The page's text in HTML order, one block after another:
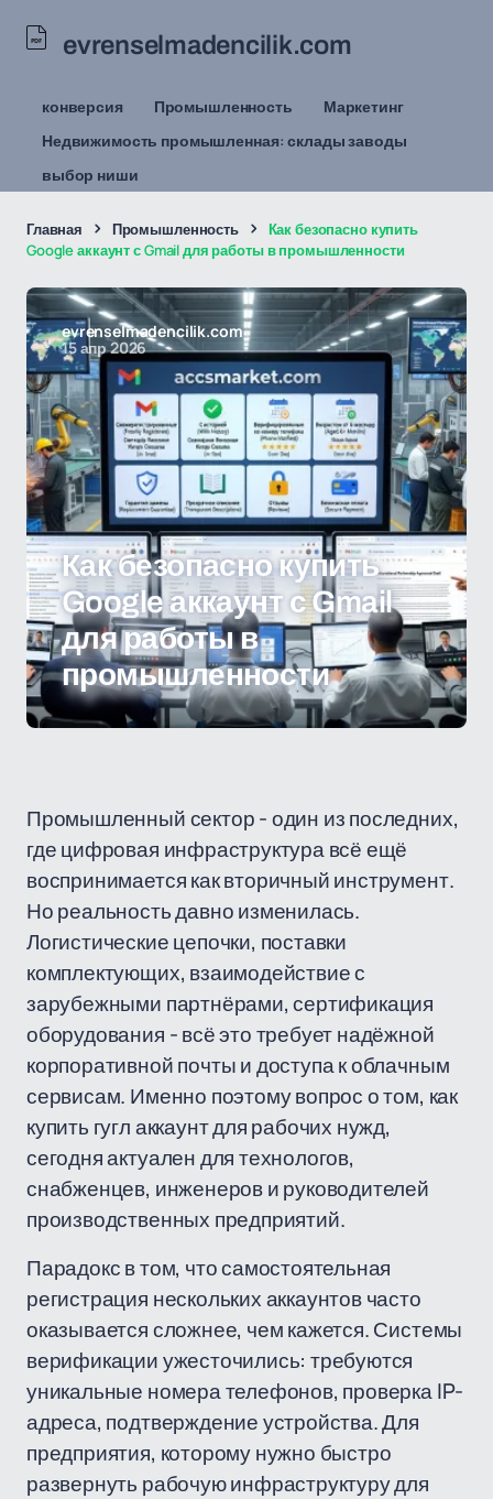
evrenselmadencilik.com
конверсия Промышленность
Маркетинг
Недвижимость промышленная: склады заводы
выбор ниши
Главная Промышленность
Как безопасно купить
Google аккаунт с Gmail для работы в промышленности
evrenselmadencilik.com
15 апр 2026
Как безопасно купить
Google аккаунт с Gmail
для работы в
промышленности
Промышленный сектор - один из последних,
где цифровая инфраструктура всё ещё
воспринимается как вторичный инструмент.
Но реальность давно изменилась.
Логистические цепочки, поставки
комплектующих, взаимодействие с
зарубежными партнёрами, сертификация
оборудования - всё это требует надёжной
корпоративной почты и доступа к облачным
сервисам. Именно поэтому вопрос о том, как
купить гугл аккаунт для рабочих нужд,
сегодня актуален для технологов,
снабженцев, инженеров и руководителей
производственных предприятий.
Парадокс в том, что самостоятельная
регистрация нескольких аккаунтов часто
оказывается сложнее, чем кажется. Системы
верификации ужесточились: требуются
уникальные номера телефонов, проверка IP-
адреса, подтверждение устройства. Для
предприятия, которому нужно быстро
развернуть рабочую инфраструктуру для